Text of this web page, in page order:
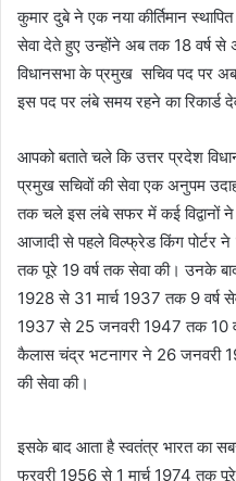
कुमार दुबे ने एक नया कीर्तिमान
सेवा देते हुए उन्होंने अब तक 18 वर्ष से
विधानसभा के प्रमुख सचिव पद पर
इस पद पर लंबे समय रहने का रिकार्ड
आपको बताते चले कि उत्तर प्रदेश
प्रमुख सचिवों की सेवा एक अनुपम
तक चले इस लंबे सफर में कई विद्वानों
आजादी से पहले विल्फ्रेड किंग
तक पूरे 19 वर्ष तक सेवा की। उनके
1928 से 31 मार्च 1937 तक 9 वर्ष
1937 से 25 जनवरी 1947 तक 10
कैलास चंद्र भटनागर ने 26 जनवरी
की सेवा की।
इसके बाद आता है स्वतंत्र भारत का
फरवरी 1956 से 1 मार्च 1974 तक